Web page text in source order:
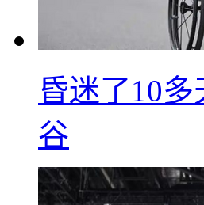
昏迷了10
谷